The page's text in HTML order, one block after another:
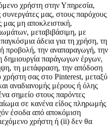
χρήστη στην Υπηρεσία,
μας, στους παρόχους
μας μη αποκλειστική,
μεταβιβάσιμη, με
άδεια για τη χρήση, τη
προβολή, την αναπαραγωγή, την
δημιουργία παράγωγων έργων,
τη μετάφραση, την απόδοση
χρήστη σας στο Pinterest, μεταξύ
αναδιανομής μέρους ή όλης
σημείο στους παρόντες
σε κανένα είδος πληρωμής
έσοδα από αποκόμιση
χρήστη ή (ii) δεν θα